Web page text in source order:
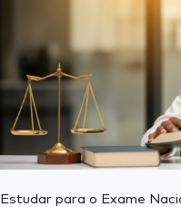
Estudar para o Exame